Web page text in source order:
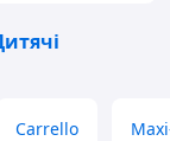
Carrello